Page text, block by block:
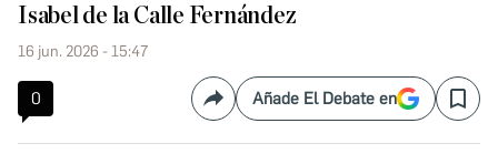
Isabel de la Calle Fernández
16 jun. 2026 - 15:47
0 CompartirAñade El Debate en Save